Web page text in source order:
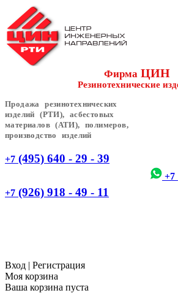
Фирма ЦИН
Резинотехнические
Продажа резинотехнических
изделий (РТИ), асбестовых
материалов (АТИ), полимеров,
производство изделий
+7 (495) 640 - 29 - 39
+7
+7 (926) 918 - 49 - 11
Вход | Регистрация
Моя корзина
Ваша корзина пуста